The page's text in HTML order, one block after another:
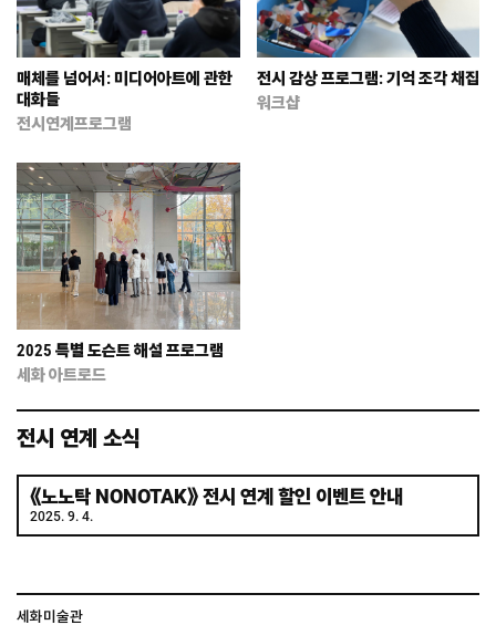
매체를 넘어서: 미디어아트에 관한
대화들
전시연계프로그램
전시 감상 프로그램: 기억 조각 채집
워크샵
2025 특별 도슨트 해설 프로그램
세화 아트로드
전시 연계 소식
《노노탁 NONOTAK》 전시 연계 할인 이벤트 안내
2025. 9. 4.
세화미술관